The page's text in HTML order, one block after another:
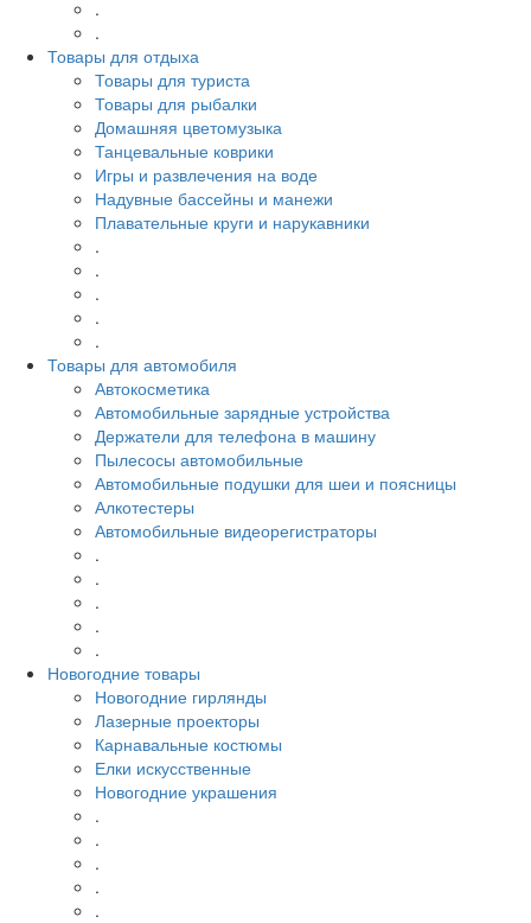
.
.
Товары для отдыха
Товары для туриста
Товары для рыбалки
Домашняя цветомузыка
Танцевальные коврики
Игры и развлечения на воде
Надувные бассейны и манежи
Плавательные круги и нарукавники
.
.
.
.
.
Товары для автомобиля
Автокосметика
Автомобильные зарядные устройства
Держатели для телефона в машину
Пылесосы автомобильные
Автомобильные подушки для шеи и поясницы
Алкотестеры
Автомобильные видеорегистраторы
.
.
.
.
.
Новогодние товары
Новогодние гирлянды
Лазерные проекторы
Карнавальные костюмы
Елки искусственные
Новогодние украшения
.
.
.
.
.